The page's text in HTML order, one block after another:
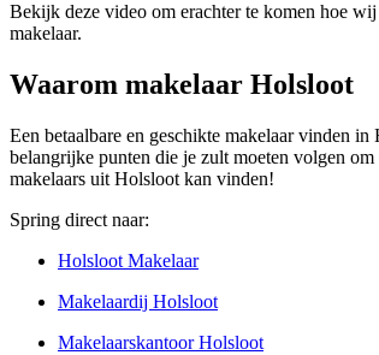
Bekijk deze video om erachter te komen hoe
makelaar.
Waarom makelaar Holsloot
Een betaalbare en geschikte makelaar vinden
belangrijke punten die je zult moeten volgen
makelaars uit Holsloot kan vinden!
Spring direct naar:
Holsloot Makelaar
Makelaardij Holsloot
Makelaarskantoor Holsloot